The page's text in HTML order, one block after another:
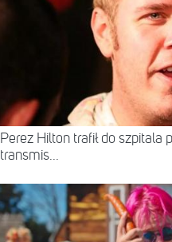
Perez Hilton trafił do szpitala
transmis...